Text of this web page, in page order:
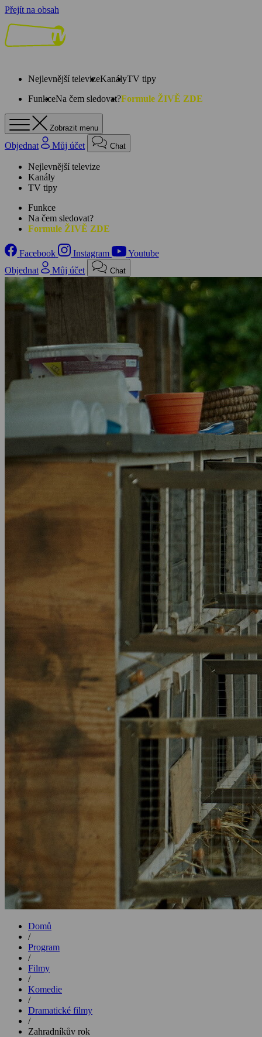
Přejít na obsah
Nejlevnější televizeKanályTV tipy
FunkceNa čem sledovat?Formule ŽIVĚ ZDE
Zobrazit menu
Objednat Můj účet Chat
Nejlevnější televize
Kanály
TV tipy
Funkce
Na čem sledovat?
Formule ŽIVĚ ZDE
Facebook Instagram
Youtube
Objednat
Můj účet Chat
Domů
/
Program
/
Filmy
/
Komedie
/
Dramatické filmy
/
Zahradníkův rok